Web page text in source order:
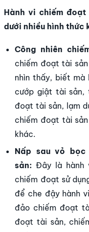
Hành vi chiếm
dưới nhiều hình thức
Công nhiên
chiếm đoạt tài
nhìn thấy, biết mà
cướp giật tài sản,
đoạt tài sản, lạm
chiếm đoạt tài
khác.
Nấp sau vỏ
sản: Đây là hành
chiếm đoạt sử
để che đậy hành
đảo chiếm đoạt
đoạt tài sản,